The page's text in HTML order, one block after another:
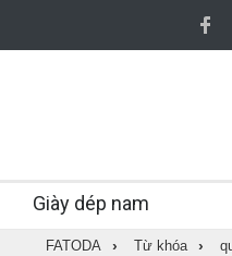
Giày dép nam
FATODA › Từ khóa ›